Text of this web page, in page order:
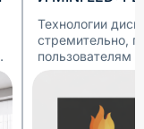
Технологии
стремительно,
пользователям
Light-Emitting
отличаются по